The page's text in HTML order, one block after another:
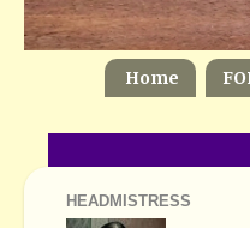
Home
HEADMISTRESS